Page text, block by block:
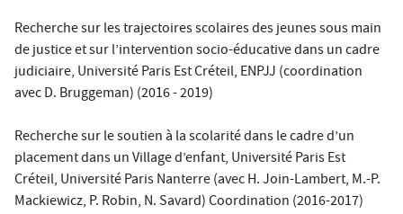
Recherche sur les trajectoires scolaires des jeunes sous main
de justice et sur l’intervention socio-éducative dans un cadre
judiciaire, Université Paris Est Créteil, ENPJJ (coordination
avec D. Bruggeman) (2016 - 2019)
Recherche sur le soutien à la scolarité dans le cadre d’un
placement dans un Village d’enfant, Université Paris Est
Créteil, Université Paris Nanterre (avec H. Join-Lambert, M.-P.
Mackiewicz, P. Robin, N. Savard) Coordination (2016-2017)